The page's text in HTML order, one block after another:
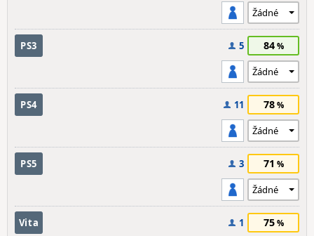
PS3 5 84
PS4 11 78
PS5 3 71
Vita 1 75